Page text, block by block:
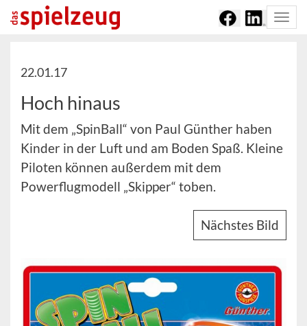
22.01.17
Hoch hinaus
Mit dem „SpinBall“ von Paul Günther haben
Kinder in der Luft und am Boden Spaß. Kleine
Piloten können außerdem mit dem
Powerflugmodell „Skipper“ toben.
Nächstes Bild